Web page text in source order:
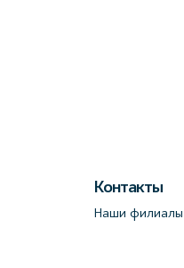
Контакты
Наши филиалы